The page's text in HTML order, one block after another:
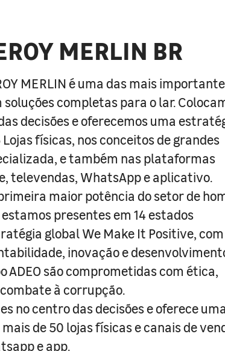
MERLIN BR
MERLIN é uma das mais
completas para o lar.
decisões e oferecemos uma
físicas, nos conceitos de grandes
e também nas plataformas
televendas, WhatsApp e aplicativo.
maior potência do setor de
presentes em 14 estados
global We Make It Positive,
inovação e
ADEO são comprometidas com ética,
à corrupção.
no centro das decisões e oferece
de 50 lojas físicas e canais de
e app.